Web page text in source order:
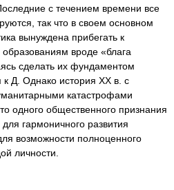
с течением времени все
так что в своем основном
вынуждена прибегать к
вроде «блага
сделать их фундаментом
к Д. Однако история XX в. с
катастрофами
одного общественного признания
гармоничного развития
возможности полноценного
личности.